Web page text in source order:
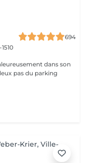
694
dans son
pas du parking